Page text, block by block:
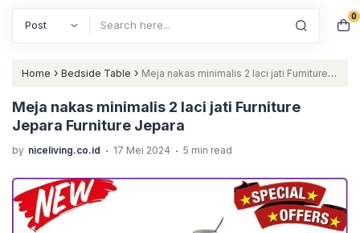
0
Home › Bedside Table › Meja nakas minimalis 2 laci jati Furniture
Jepara Furniture Jepara
Meja nakas minimalis 2 laci jati Furniture
Jepara Furniture Jepara
by niceliving.co.id . 17 Mei 2024 . 5 min read